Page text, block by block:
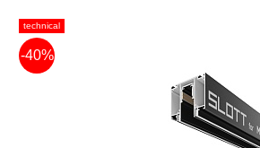
technical
-40%